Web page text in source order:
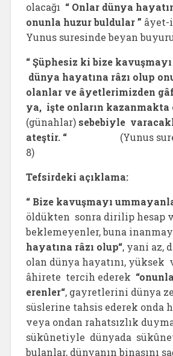
olacağı “ Onlar dünya
onunla huzur buldular ” âyet-
Yunus suresinde beyan
“ Şüphesiz ki bize
dünya hayatına râzı olup
olanlar ve âyetlerimizden
ya, işte onların kazanmakta
(günahlar)sebebiyle
ateştir. “
(Yunus
8)
Tefsirdeki açıklama:
“ Bize kavuşmayı
öldükten sonra dirilip hesap
beklemeyenler, buna
hayatına râzı olup“, yani az,
olan dünya hayatını, yüksek
âhirete tercih ederek
erenler“, gayretlerini dünya
süslerine tahsis ederek onda
veya ondan rahatsızlık
sükûnetiyle dünyada
bulanlar, dünyanın binasını